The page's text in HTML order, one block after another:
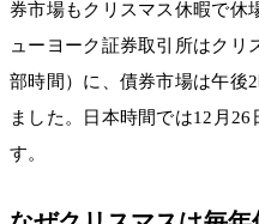
券市場もクリスマス休暇で休
ューヨーク証券取引所はクリ
部時間）に、債券市場は午後
ました。日本時間では12月
す。